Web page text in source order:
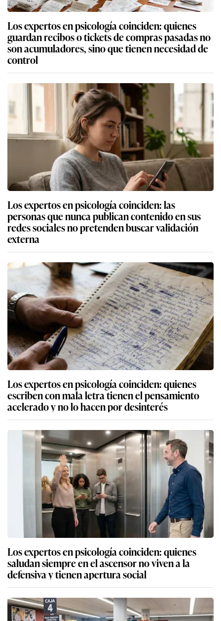
Los expertos en psicología coinciden: quienes
guardan recibos o tickets de compras pasadas no
son acumuladores, sino que tienen necesidad de
control
Los expertos en psicología coinciden: las
personas que nunca publican contenido en sus
redes sociales no pretenden buscar validación
externa
Los expertos en psicología coinciden: quienes
escriben con mala letra tienen el pensamiento
acelerado y no lo hacen por desinterés
Los expertos en psicología coinciden: quienes
saludan siempre en el ascensor no viven a la
defensiva y tienen apertura social